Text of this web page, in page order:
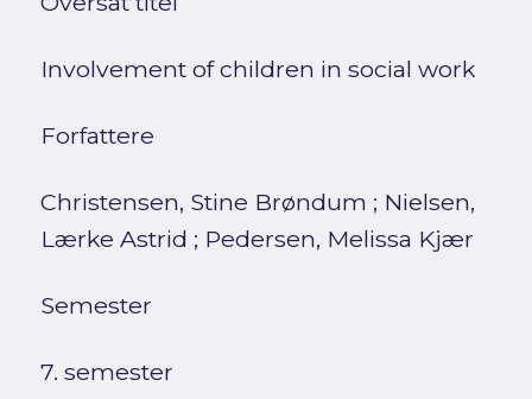
Involvement of children in social work
Forfattere
Christensen, Stine Brøndum ; Nielsen,
Lærke Astrid ; Pedersen, Melissa Kjær
Semester
7. semester